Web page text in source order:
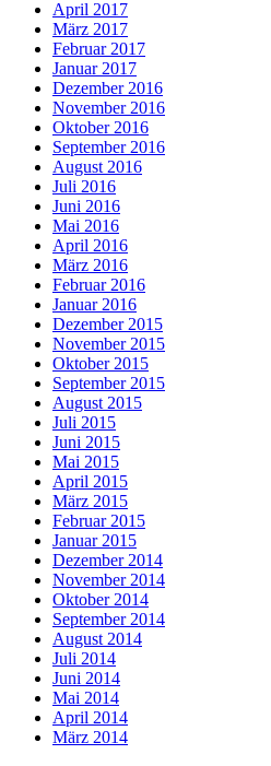
April 2017
März 2017
Februar 2017
Januar 2017
Dezember 2016
November 2016
Oktober 2016
September 2016
August 2016
Juli 2016
Juni 2016
Mai 2016
April 2016
März 2016
Februar 2016
Januar 2016
Dezember 2015
November 2015
Oktober 2015
September 2015
August 2015
Juli 2015
Juni 2015
Mai 2015
April 2015
März 2015
Februar 2015
Januar 2015
Dezember 2014
November 2014
Oktober 2014
September 2014
August 2014
Juli 2014
Juni 2014
Mai 2014
April 2014
März 2014